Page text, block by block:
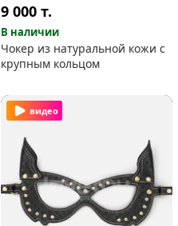
9 000т.
В наличии
Чокер из натуральной кожи с
крупным кольцом
видео